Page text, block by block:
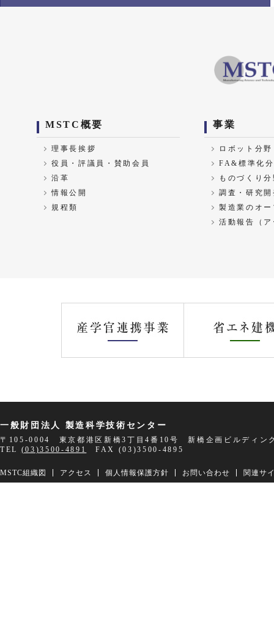
MSTC概要
理事長挨拶
役員・評議員・賛助会員
沿革
情報公開
規程類
事業
ロボット分野
FA&標準化
ものづくり
調査・研究
製造業のオ
活動報告（
一般財団法人 製造科学技術センター
〒105-0004 東京都港区新橋3丁目4番10号 新橋企画ビルディン
TEL (03)3500-4891 FAX (03)3500-4895
MSTC組織図 アクセス 個人情報保護方針 お問い合わせ 関連サ